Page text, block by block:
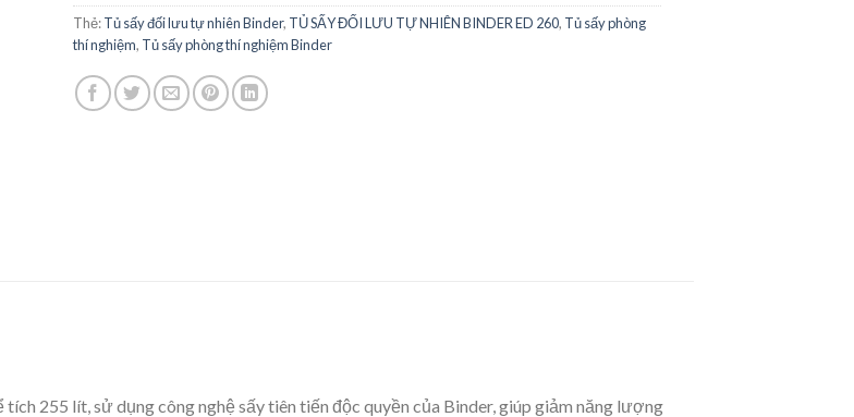
Thẻ:Tủ sấy đối lưu tự nhiên Binder, TỦ SẤY ĐỐI LƯU TỰ NHIÊN BINDER ED 260, Tủ sấy phòng
thí nghiệm, Tủ sấy phòng thí nghiệm Binder
255 lít, sử dụng công nghệ sấy tiên tiến độc quyền của Binder, giúp giảm năng lượng